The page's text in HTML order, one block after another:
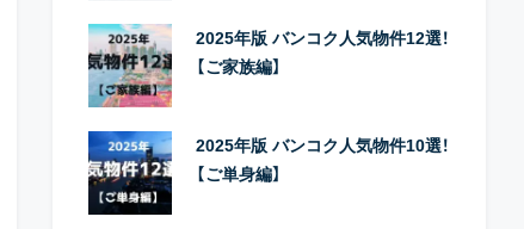
2025年版 バンコク人気物件12選！
【ご家族編】
2025年版 バンコク人気物件10選！
【ご単身編】